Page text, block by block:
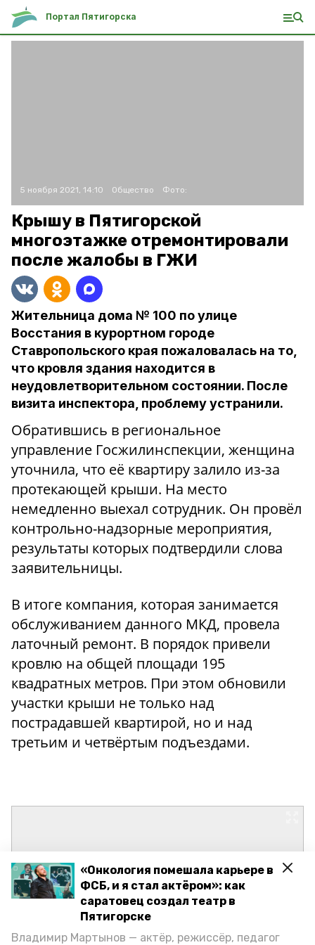
«Онкология помешала карьере в
ФСБ, и я стал актёром»: как
саратовец создал театр в
Пятигорске
Владимир Мартынов — актёр, режиссёр, педагог
Портал Пятигорска
5 ноября 2021, 14:10 Общество Фото:
Крышу в Пятигорской
многоэтажке отремонтировали
после жалобы в ГЖИ
Жительница дома № 100 по улице
Восстания в курортном городе
Ставропольского края пожаловалась на то,
что кровля здания находится в
неудовлетворительном состоянии. После
визита инспектора, проблему устранили.
Обратившись в региональное
управление Госжилинспекции, женщина
уточнила, что её квартиру залило из-за
протекающей крыши. На место
немедленно выехал сотрудник. Он провёл
контрольно-надзорные мероприятия,
результаты которых подтвердили слова
заявительницы.
В итоге компания, которая занимается
обслуживанием данного МКД, провела
латочный ремонт. В порядок привели
кровлю на общей площади 195
квадратных метров. При этом обновили
участки крыши не только над
пострадавшей квартирой, но и над
третьим и четвёртым подъездами.